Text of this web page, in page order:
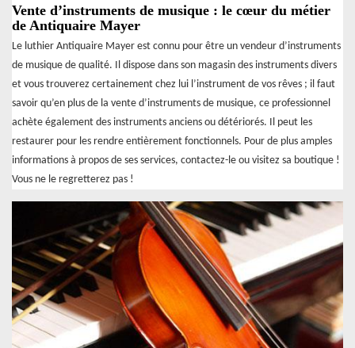
Vente d’instruments de musique : le cœur du métier
de Antiquaire Mayer
Le luthier Antiquaire Mayer est connu pour être un vendeur d’instruments
de musique de qualité. Il dispose dans son magasin des instruments divers
et vous trouverez certainement chez lui l’instrument de vos rêves ; il faut
savoir qu’en plus de la vente d’instruments de musique, ce professionnel
achète également des instruments anciens ou détériorés. Il peut les
restaurer pour les rendre entièrement fonctionnels. Pour de plus amples
informations à propos de ses services, contactez-le ou visitez sa boutique !
Vous ne le regretterez pas !